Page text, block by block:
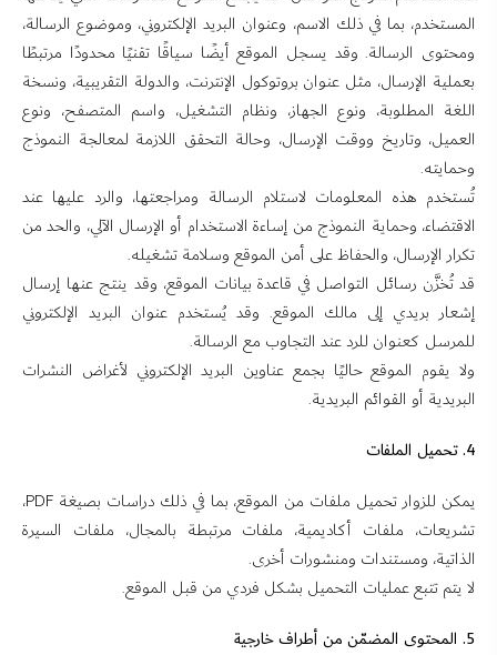
المستخدم، بما في ذلك الاسم، وعنوان البريد الإلكتروني، وموضوع الرسالة،
ومحتوى الرسالة. وقد يسجل الموقع أيضًا سياقًا تقنيًا محدودًا مرتبطًا
بعملية الإرسال، مثل عنوان بروتوكول الإنترنت، والدولة التقريبية، ونسخة
اللغة المطلوبة، ونوع الجهاز، ونظام التشغيل، واسم المتصفح، ونوع
العميل، وتاريخ ووقت الإرسال، وحالة التحقق اللازمة لمعالجة النموذج
وحمايته.
تُستخدم هذه المعلومات لاستلام الرسالة ومراجعتها، والرد عليها عند
الاقتضاء، وحماية النموذج من إساءة الاستخدام أو الإرسال الآلي، والحد من
تكرار الإرسال، والحفاظ على أمن الموقع وسلامة تشغيله.
قد تُخزَّن رسائل التواصل في قاعدة بيانات الموقع، وقد ينتج عنها إرسال
إشعار بريدي إلى مالك الموقع. وقد يُستخدم عنوان البريد الإلكتروني
للمرسل كعنوان للرد عند التجاوب مع الرسالة.
ولا يقوم الموقع حاليًا بجمع عناوين البريد الإلكتروني لأغراض النشرات
البريدية أو القوائم البريدية.
4. تحميل الملفات
يمكن للزوار تحميل ملفات من الموقع، بما في ذلك دراسات بصيغة PDF،
تشريعات، ملفات أكاديمية، ملفات مرتبطة بالمجال، ملفات السيرة
الذاتية، ومستندات ومنشورات أخرى.
لا يتم تتبع عمليات التحميل بشكل فردي من قبل الموقع.
5. المحتوى المضمّن من أطراف خارجية